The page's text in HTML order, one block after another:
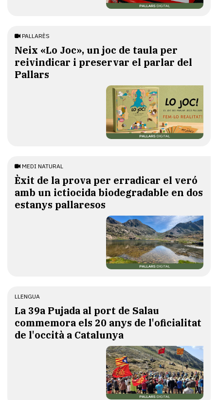
PALLARÈS
​Neix «Lo Joc», un joc de taula per
reivindicar i preservar el parlar del
Pallars
MEDI NATURAL
Èxit de la prova per erradicar el veró
amb un ictiocida biodegradable en dos
estanys pallaresos
LLENGUA
​La 39a Pujada al port de Salau
commemora els 20 anys de l'oficialitat
de l'occità a Catalunya